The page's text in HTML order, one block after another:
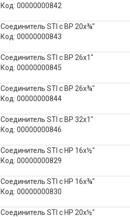
Код: 00000000842
Соединитель STI с ВР 20х¾"
Код: 00000000843
Соединитель STI с ВР 26х1"
Код: 00000000845
Соединитель STI с ВР 26х¾"
Код: 00000000844
Соединитель STI с ВР 32х1"
Код: 00000000846
Соединитель STI с НР 16х½"
Код: 00000000829
Соединитель STI с НР 16х¾"
Код: 00000000830
Соединитель STI с НР 20х½"